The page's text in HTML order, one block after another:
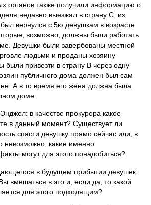
органов также получили информацию о
недавно выезжал в страну С, из
вернулся с 5ю девушкам в возрасте
возможно, должны были работать
Девушки были завербованы местной
людьми и проданы хозяину
были привезти в страну В через одну
публичного дома должен был сам
А в то время его жена должна была
доме.
в качестве прокурора какое
в данный момент? Существует ли
спасти девушку прямо сейчас или, в
невозможно, какие именно
могут для этого понадобиться?
в будущем прибытии девушек:
вмешаться в это и, если да, то какой
для этого подходящим?